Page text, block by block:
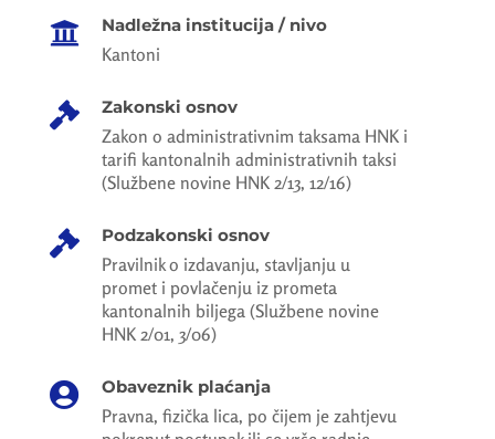
 Nadležna institucija / nivo
Kantoni
 Zakonski osnov
Zakon o administrativnim taksama HNK i
tarifi kantonalnih administrativnih taksi
(Službene novine HNK 2/13, 12/16)
 Podzakonski osnov
Pravilnik o izdavanju, stavljanju u
promet i povlačenju iz prometa
kantonalnih biljega (Službene novine
HNK 2/01, 3/06)
 Obaveznik plaćanja
Pravna, fizička lica, po čijem je zahtjevu